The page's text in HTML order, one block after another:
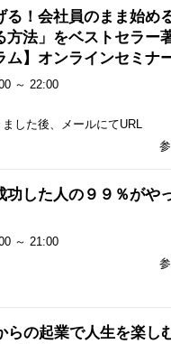
る！会社員のまま始め
方法」をベストセラー
ム】オンラインセミナ
～ 22:00
した後、メールにてURL
功した人の９９％がや
～ 21:00
らの起業で人生を楽し